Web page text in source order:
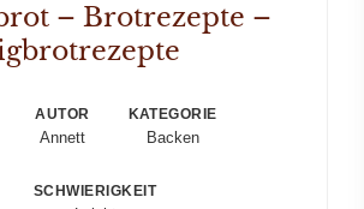
– Brotrezepte –
AUTOR
Annett
KATEGORIE
Backen
SCHWIERIGKEIT